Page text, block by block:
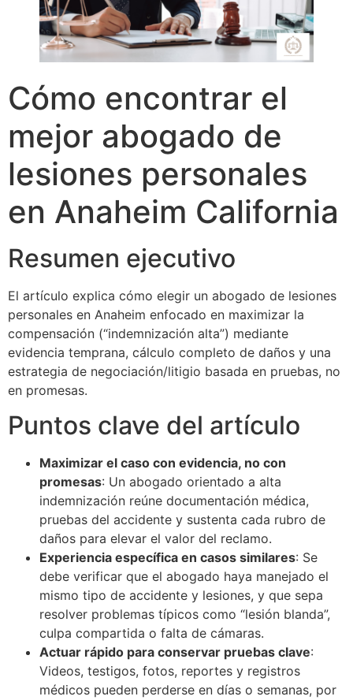
Cómo encontrar el
mejor abogado de
lesiones personales
en Anaheim California
Resumen ejecutivo
El artículo explica cómo elegir un abogado de lesiones
personales en Anaheim enfocado en maximizar la
compensación (“indemnización alta”) mediante
evidencia temprana, cálculo completo de daños y una
estrategia de negociación/litigio basada en pruebas, no
en promesas.
Puntos clave del artículo
Maximizar el caso con evidencia, no con
promesas: Un abogado orientado a alta
indemnización reúne documentación médica,
pruebas del accidente y sustenta cada rubro de
daños para elevar el valor del reclamo.
Experiencia específica en casos similares: Se
debe verificar que el abogado haya manejado el
mismo tipo de accidente y lesiones, y que sepa
resolver problemas típicos como “lesión blanda”,
culpa compartida o falta de cámaras.
Actuar rápido para conservar pruebas clave:
Videos, testigos, fotos, reportes y registros
médicos pueden perderse en días o semanas, por